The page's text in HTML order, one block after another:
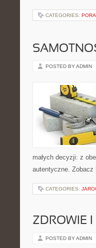
CATEGORIES:
POSTED BY ADMIN
małych decyzji: z
autentyczne.
CATEGORIES:
ZDROWIE I
POSTED BY ADMIN